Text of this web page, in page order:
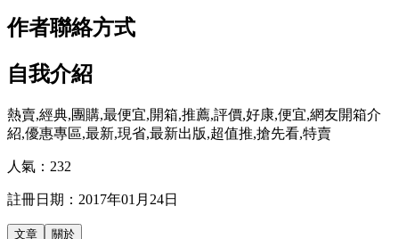
作者聯絡方式
自我介紹
熱賣,經典,團購,最便宜,開箱,推薦,評價,好康,便宜,網友開箱介
紹,優惠專區,最新,現省,最新出版,超值推,搶先看,特賣
人氣： 232
註冊日期： 2017年01月24日
文章 關於